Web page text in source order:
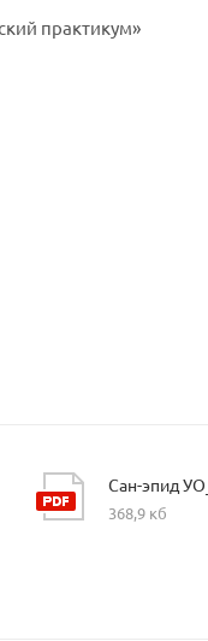
практикум»
Сан-эпид
368,9 кб